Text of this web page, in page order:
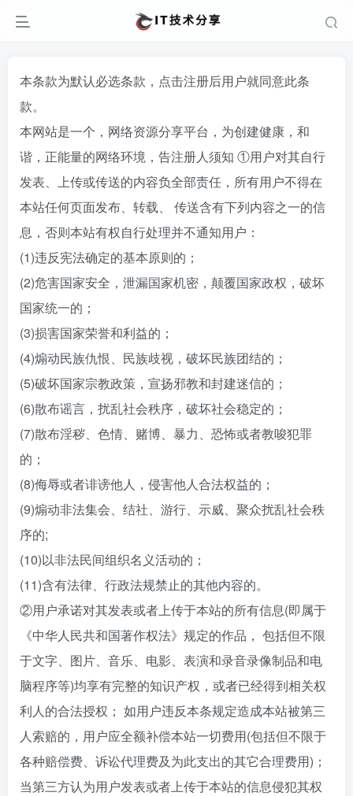
本条款为默认必选条款，点击注册后用户就同意此条
款。
本网站是一个，网络资源分享平台，为创建健康，和
谐，正能量的网络环境，告注册人须知 ①用户对其自行
发表、上传或传送的内容负全部责任，所有用户不得在
本站任何页面发布、转载、 传送含有下列内容之一的信
息，否则本站有权自行处理并不通知用户：
(1)违反宪法确定的基本原则的；
(2)危害国家安全，泄漏国家机密，颠覆国家政权，破坏
国家统一的；
(3)损害国家荣誉和利益的；
(4)煽动民族仇恨、民族歧视，破坏民族团结的；
(5)破坏国家宗教政策，宣扬邪教和封建迷信的；
(6)散布谣言，扰乱社会秩序，破坏社会稳定的；
(7)散布淫秽、色情、赌博、暴力、恐怖或者教唆犯罪
的；
(8)侮辱或者诽谤他人，侵害他人合法权益的；
(9)煽动非法集会、结社、游行、示威、聚众扰乱社会秩
序的;
(10)以非法民间组织名义活动的；
(11)含有法律、行政法规禁止的其他内容的。
②用户承诺对其发表或者上传于本站的所有信息(即属于
《中华人民共和国著作权法》规定的作品， 包括但不限
于文字、图片、音乐、电影、表演和录音录像制品和电
脑程序等)均享有完整的知识产权，或者已经得到相关权
利人的合法授权； 如用户违反本条规定造成本站被第三
人索赔的，用户应全额补偿本站一切费用(包括但不限于
各种赔偿费、诉讼代理费及为此支出的其它合理费用)；
当第三方认为用户发表或者上传于本站的信息侵犯其权